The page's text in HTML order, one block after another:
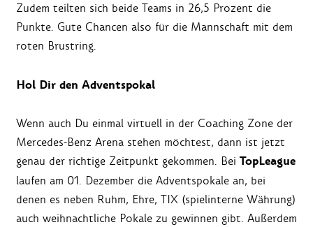
Zudem teilten sich beide Teams in 26,5 Prozent die
Punkte. Gute Chancen also für die Mannschaft mit dem
roten Brustring.
Hol Dir den Adventspokal
Wenn auch Du einmal virtuell in der Coaching Zone der
Mercedes-Benz Arena stehen möchtest, dann ist jetzt
genau der richtige Zeitpunkt gekommen. Bei TopLeague
laufen am 01. Dezember die Adventspokale an, bei
denen es neben Ruhm, Ehre, TIX (spielinterne Währung)
auch weihnachtliche Pokale zu gewinnen gibt. Außerdem